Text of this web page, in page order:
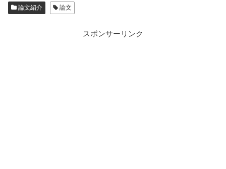
論文紹介 論文
スポンサーリンク